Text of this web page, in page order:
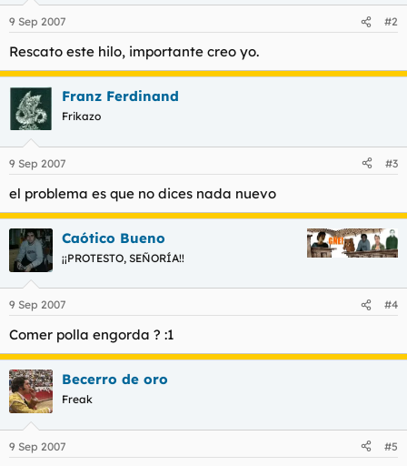
9 Sep 2007 #2
Rescato este hilo, importante creo yo.
Franz Ferdinand
Frikazo
9 Sep 2007 #3
el problema es que no dices nada nuevo
Caótico Bueno
¡¡PROTESTO, SEÑORÍA!!
9 Sep 2007 #4
Comer polla engorda ? :1
Becerro de oro
Freak
9 Sep 2007 #5